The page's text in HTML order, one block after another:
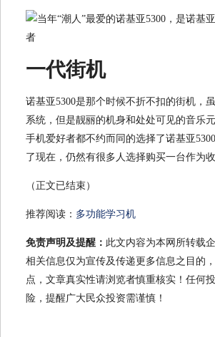
一代街机
诺基亚5300是那个时候不折不扣的街机，
系统，但是靓丽的机身和处处可见的音乐
手机爱好者都不约而同的选择了诺基亚
了现在，仍然有很多人选择购买一台作为收
（正文已结束）
推荐阅读： 多功能学习机
免责声明及提醒： 此文内容为本网所转载
相关信息仅为宣传及传递更多信息之目的
点，文章真实性请浏览者慎重核实！任何
险，提醒广大民众投资需谨慎！